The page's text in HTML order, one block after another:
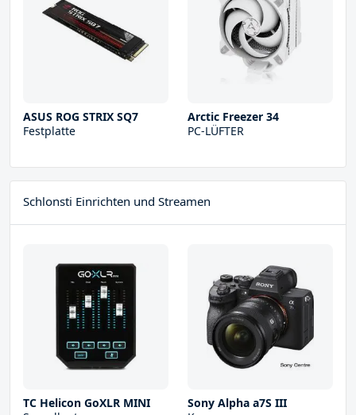
ASUS ROG STRIX SQ7
Festplatte
Arctic Freezer 34
PC-LÜFTER
Schlonsti Einrichten und Streamen
TC Helicon GoXLR MINI
Sony Alpha a7S III